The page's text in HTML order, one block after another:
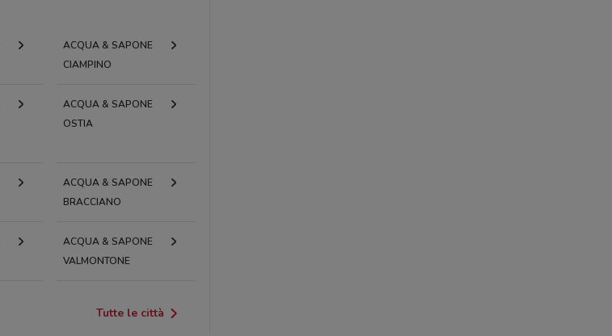
ACQUA & SAPONE
CIAMPINO
ACQUA & SAPONE
OSTIA
ACQUA & SAPONE
BRACCIANO
ACQUA & SAPONE
VALMONTONE
Tutte le città